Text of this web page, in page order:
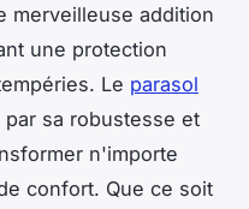
merveilleuse addition
une protection
Le parasol
sa robustesse et
n'importe
confort. Que ce soit